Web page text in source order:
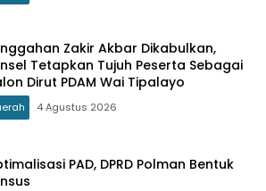
Zakir Akbar Dikabulkan,
Tetapkan Tujuh Peserta Sebagai
Dirut PDAM Wai Tipalayo
4 Agustus 2026
PAD, DPRD Polman Bentuk